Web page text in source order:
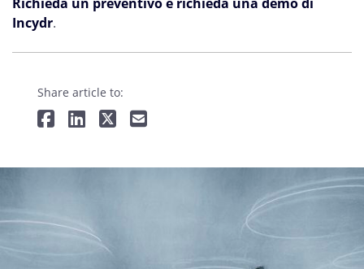
Incydr.
Share article to: